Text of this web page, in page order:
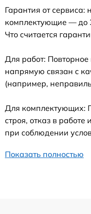
Гарантия от
комплектующие — до
Что считается
Для работ:
напрямую связан с
(например,
Для комплектующих:
строя, отказ в
при соблюдении
Показать полностью